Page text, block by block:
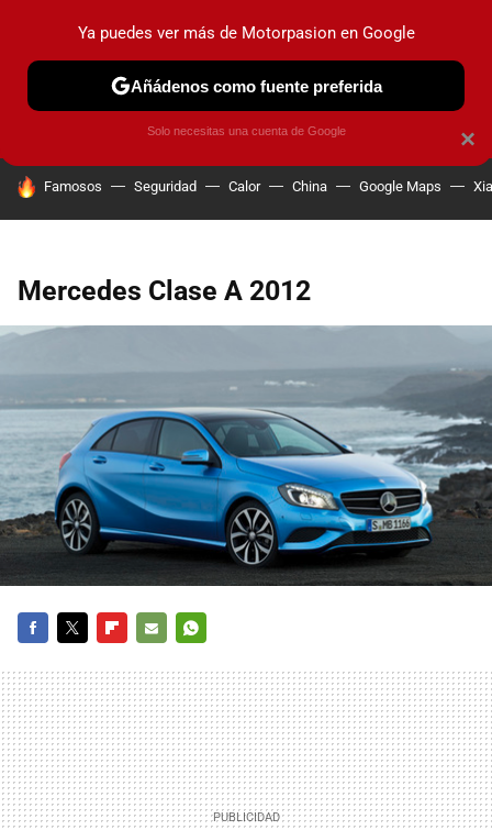
PRUEBAS COCHES ELÉCTRICOS OBSERVATORIO
HOY SE HABLA DE
Famosos Seguridad Calor China Google Maps
Mercedes Clase A 2012
MAIL
×
Ya puedes ver más de Motorpasion en Google
Añádenos como fuente preferida
Solo necesitas una cuenta de Google